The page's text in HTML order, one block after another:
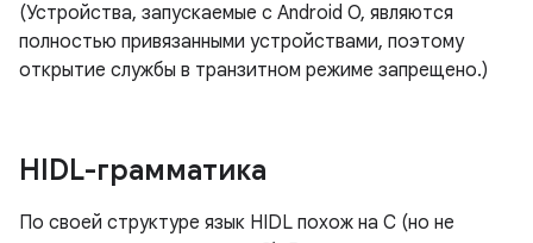
(Устройства, запускаемые с Android O, являются
полностью привязанными устройствами, поэтому
открытие службы в транзитном режиме запрещено.)
HIDL-грамматика
По своей структуре язык HIDL похож на C (но не